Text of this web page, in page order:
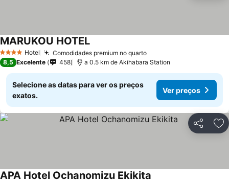
4 EstrelasHotel Comodidades premium no quarto
MARUKOU HOTEL
8,5 Excelente 458 a 0.5 km de Akihabara Station
Selecione as datas para ver os preços
exatos.
Ver preços
Partilhar
APA Hotel Ochanomizu Ekikita